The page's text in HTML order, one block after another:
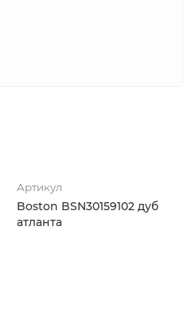
Артикул
Boston BSN30159102 дуб
атланта